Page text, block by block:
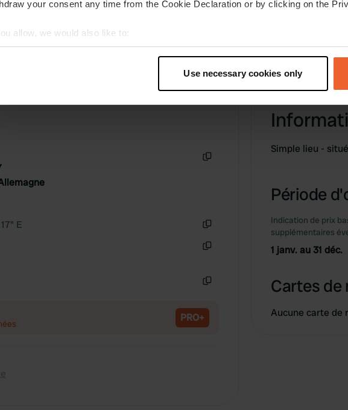
your consent any time from the Cookie Declaration or by clicking on the
allow, we would also like to:
Collect information about your geographical location which can be accurate to
out more about how your personal data is processed and set your preferences in
about your use of our site with our social media, advertising and
Use necessary cookies only
E
PRO+
Simple lieu -
Période
Indication de prix
supplémentaires
1 janv. au 31 déc.
Cartes
Aucune carte de